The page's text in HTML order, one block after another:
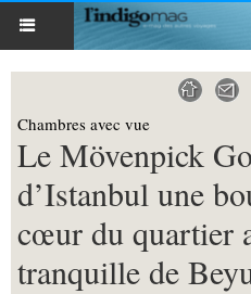
Chambres avec vue
Le Mövenpick
d’Istanbul une
cœur du quartier
tranquille de